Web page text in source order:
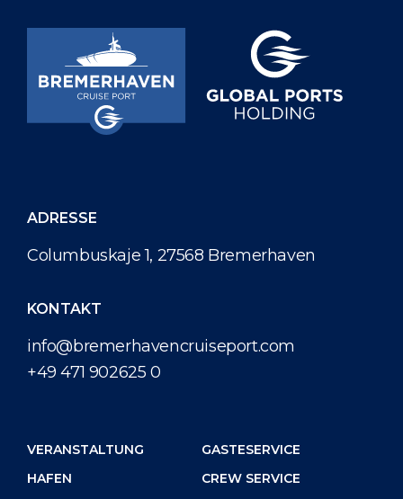
ADRESSE
Columbuskaje 1, 27568 Bremerhaven
KONTAKT
info@bremerhavencruiseport.com
+49 471 902625 0
VERANSTALTUNG
HAFEN
GASTESERVICE
CREW SERVICE